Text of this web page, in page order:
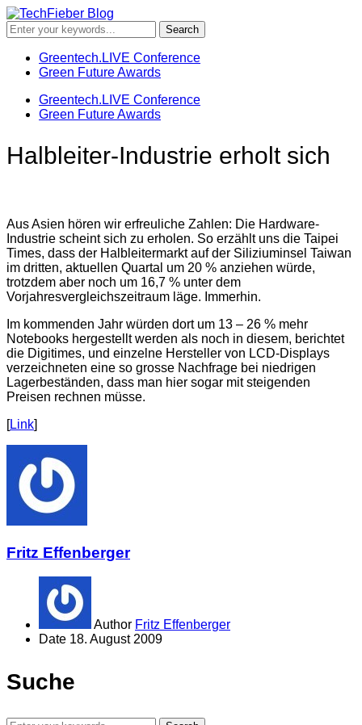
Greentech.LIVE Conference
Green Future Awards
Greentech.LIVE Conference
Green Future Awards
Halbleiter-Industrie erholt sich
Aus Asien hören wir erfreuliche Zahlen: Die Hardware-
Industrie scheint sich zu erholen. So erzählt uns die Taipei
Times, dass der Halbleitermarkt auf der Siliziuminsel Taiwan
im dritten, aktuellen Quartal um 20 % anziehen würde,
trotzdem aber noch um 16,7 % unter dem
Vorjahresvergleichszeitraum läge. Immerhin.
Im kommenden Jahr würden dort um 13 – 26 % mehr
Notebooks hergestellt werden als noch in diesem, berichtet
die Digitimes, und einzelne Hersteller von LCD-Displays
verzeichneten eine so grosse Nachfrage bei niedrigen
Lagerbeständen, dass man hier sogar mit steigenden
Preisen rechnen müsse.
[Link]
Fritz Effenberger
Author Fritz Effenberger
Date 18. August 2009
Suche